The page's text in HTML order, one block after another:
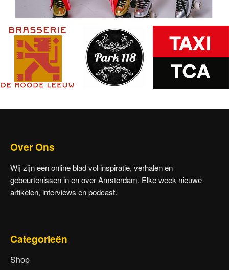
Over Ons
Wij zijn een online blad vol inspiratie, verhalen en
gebeurtenissen in en over Amsterdam, Elke week nieuwe
artikelen, interviews en podcast.
Categorieën
Shop